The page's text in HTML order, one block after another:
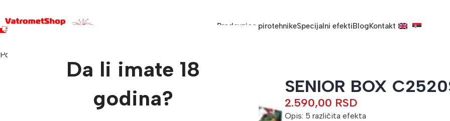
Da li imate 18
godina?
Prodavnica pirotehnikeSpecijalni efektiBlogKontakt
Početna
SENIOR BOX
2.590,00 RSD
Opis: 5 različita efekta